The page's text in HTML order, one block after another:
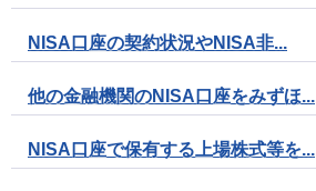
NISA口座の契約状況やNISA非...
他の金融機関のNISA口座をみずほ...
NISA口座で保有する上場株式等を...